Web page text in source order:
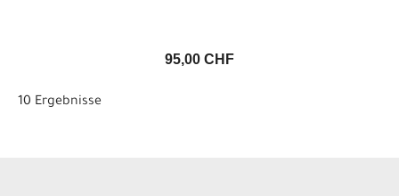
95,00 CHF
10 Ergebnisse